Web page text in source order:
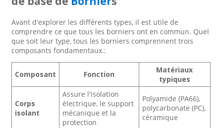
Avant d'explorer les différents types, il est utile de
comprendre ce que tous les borniers ont en commun. Quel
que soit leur type, tous les borniers comprennent trois
composants fondamentaux.:
Composant Fonction
Matériaux
typiques
Corps
isolant
Assure l'isolation
électrique, le support
mécanique et la
protection
Polyamide (PA66),
polycarbonate (PC),
céramique